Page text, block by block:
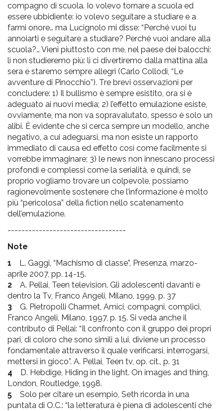
compagno di scuola. Io volevo tornare a scuola ed
essere ubbidiente: io volevo seguitare a studiare e a
farmi onore… ma Lucignolo mi disse: “Perché vuoi tu
annoiarti e seguitare a studiare? Perché vuoi andare alla
scuola?… Vieni piuttosto con me, nel paese dei balocchi:
lì non studieremo più: lì ci divertiremo dalla mattina alla
sera e staremo sempre allegri (Carlo Collodi, “Le
avventure di Pinocchio”). Tre brevi osservazioni per
concludere: 1) Il bullismo è sempre esistito, ora si è
adeguato ai nuovi media; 2) l’effetto emulazione esiste,
ovviamente, ma non va sopravalutato, spesso è solo un
alibi. È evidente che si cerca sempre un modello, anche
negativo, a cui adeguarsi, ma non esiste un rapporto
immediato di causa ed effetto così come facilmente si
vorrebbe immaginare; 3) le news non innescano processi
profondi e complessi come la serialità, e quindi, se
proprio vogliamo trovare un colpevole, possiamo
ragionevolmente sostenere che l’informazione è molto
più “pericolosa” della fiction nello scatenamento
dell’emulazione.
----------------------------------
Note
1 L. Gaggi, “Machismo di classe”, Presenza, marzo-
aprile 2007, pp. 14-15.
2 A. Pellai, Teen television. Gli adolescenti davanti e
dentro la Tv, Franco Angeli, Milano, 1999, p. 37
3 G. Pietropolli Charmet, Amici, compagni, complici,
Franco Angeli, Milano, 1997, p. 15. Si veda anche il
contributo di Pellai: “Il confronto con il gruppo dei propri
pari, di coloro che sono simili a lui, diviene un processo
fondamentale attraverso il quale verificarsi, interrogarsi,
mettersi in gioco”. A. Pellai, Teen tv, op. cit., p. 31
4 D. Hebdige, Hiding in the light. On images and thing,
London, Routledge, 1998.
5
Solo per citare un esempio, Seth ricorda in una
puntata di O.C.: “la letteratura è piena di adolescenti che